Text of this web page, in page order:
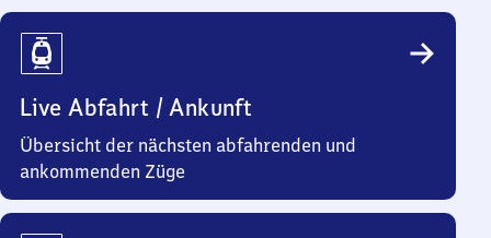
Reiseinfos
Live Abfahrt / Ankunft
Übersicht der nächsten abfahrenden und
ankommenden Züge